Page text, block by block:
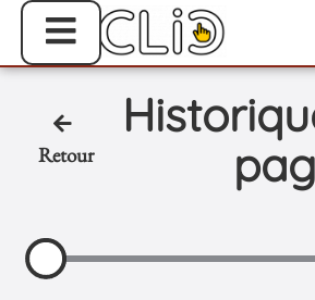
Retour